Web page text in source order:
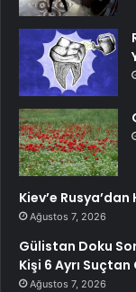
Kiev’e Rusya’dan
Ağustos 7, 2026
Gülistan Doku
Kişi 6 Ayrı Suçtan
Ağustos 7, 2026